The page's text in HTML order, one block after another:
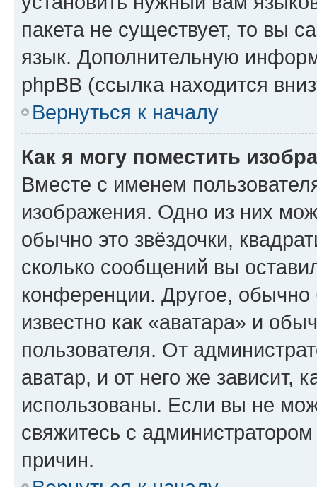
пакета не существует, то вы
язык. Дополнительную
phpBB (ссылка находится
Вернуться к началу
Как я могу поместить
Вместе с именем
изображения. Одно из них
обычно это звёздочки,
сколько сообщений вы
конференции. Другое,
известно как «аватара» и
пользователя. От
аватар, и от него же зависит,
использованы. Если вы не
свяжитесь с
причин.